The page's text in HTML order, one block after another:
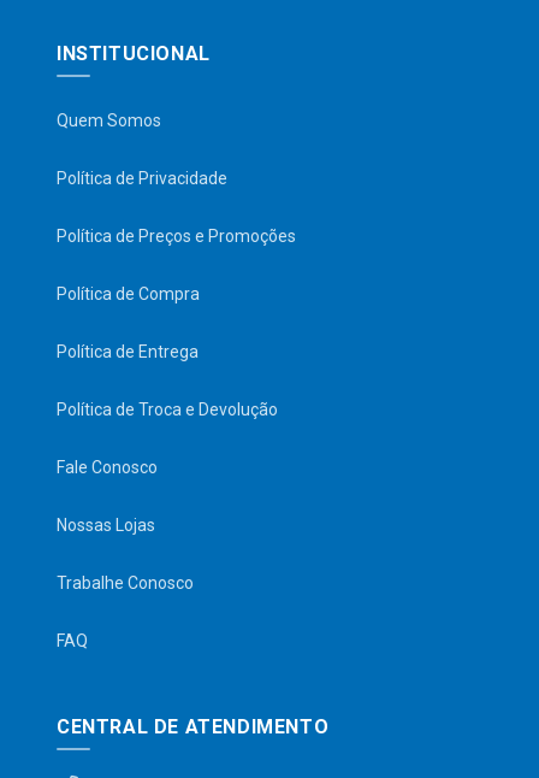
INSTITUCIONAL
Quem Somos
Política de Privacidade
Política de Preços e Promoções
Política de Compra
Política de Entrega
Política de Troca e Devolução
Fale Conosco
Nossas Lojas
Trabalhe Conosco
FAQ
CENTRAL DE ATENDIMENTO